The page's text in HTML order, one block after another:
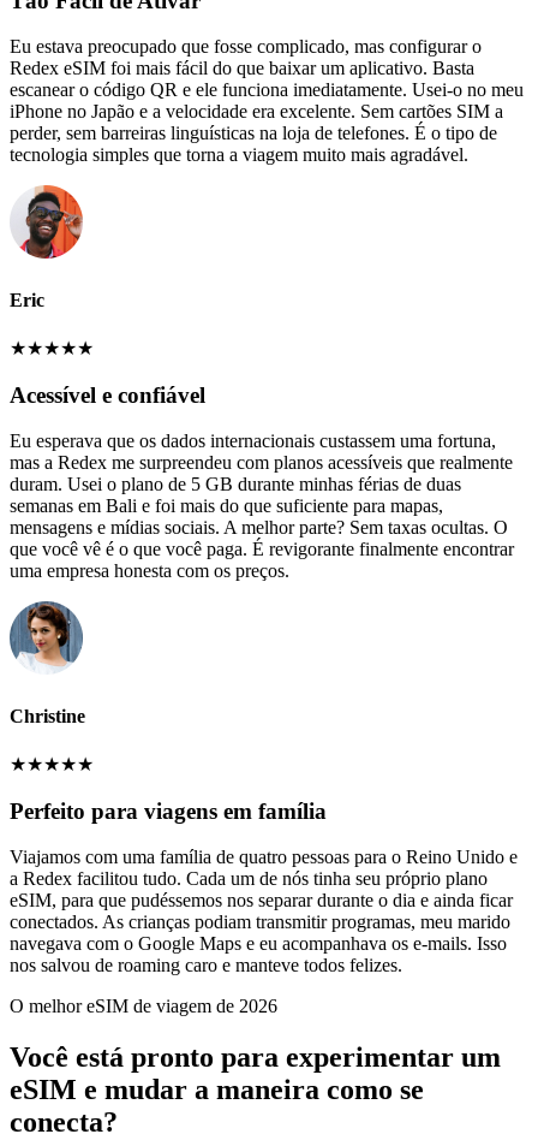
Eu estava preocupado que fosse complicado, mas configurar o
Redex eSIM foi mais fácil do que baixar um aplicativo. Basta
escanear o código QR e ele funciona imediatamente. Usei-o no meu
iPhone no Japão e a velocidade era excelente. Sem cartões SIM a
perder, sem barreiras linguísticas na loja de telefones. É o tipo de
tecnologia simples que torna a viagem muito mais agradável.
Eric
★★★★★
Acessível e confiável
Eu esperava que os dados internacionais custassem uma fortuna,
mas a Redex me surpreendeu com planos acessíveis que realmente
duram. Usei o plano de 5 GB durante minhas férias de duas
semanas em Bali e foi mais do que suficiente para mapas,
mensagens e mídias sociais. A melhor parte? Sem taxas ocultas. O
que você vê é o que você paga. É revigorante finalmente encontrar
uma empresa honesta com os preços.
Christine
★★★★★
Perfeito para viagens em família
Viajamos com uma família de quatro pessoas para o Reino Unido e
a Redex facilitou tudo. Cada um de nós tinha seu próprio plano
eSIM, para que pudéssemos nos separar durante o dia e ainda ficar
conectados. As crianças podiam transmitir programas, meu marido
navegava com o Google Maps e eu acompanhava os e-mails. Isso
nos salvou de roaming caro e manteve todos felizes.
O melhor eSIM de viagem de 2026
Você está pronto para experimentar um
eSIM e mudar a maneira como se
conecta?